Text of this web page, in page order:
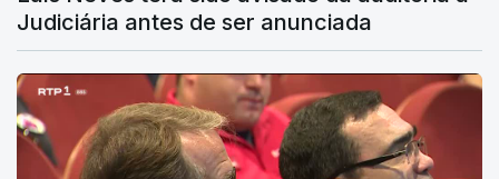
Judiciária antes de ser anunciada